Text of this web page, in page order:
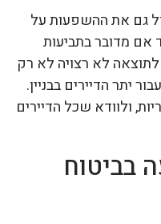
גם את ההשפעות על
אם מדובר בתביעות
לתוצאה לא רצויה לא רק
יתר הדיירים בבניין.
ולוודא שכל הדיירים
בביטוח